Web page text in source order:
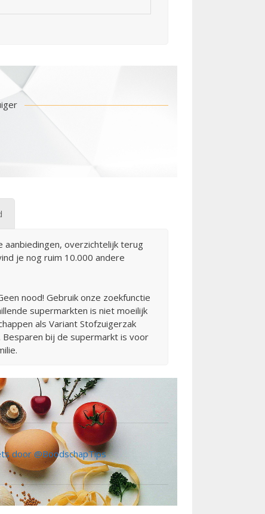
aanbiedingen, overzichtelijk terug
je nog ruim 10.000 andere
nood! Gebruik onze zoekfunctie
supermarkten is niet moeilijk
als Variant Stofzuigerzak
bij de supermarkt is voor
door @BoodschapTips